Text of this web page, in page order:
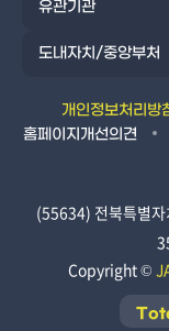
유관기관
도내자치/중앙부처
개인정보처리방
홈페이지개선의견
(55634) 전북특별자
Copyright ©